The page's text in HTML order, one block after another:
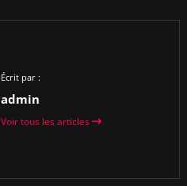
Écrit par :
admin
Voir tous les articles